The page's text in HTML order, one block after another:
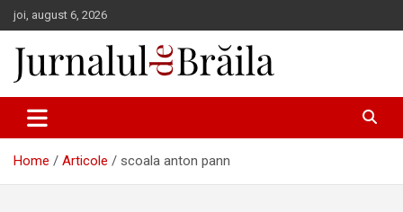
Skip
to
content
joi, august 6, 2026
Jurnalul de Brăila
Home Articole scoala anton pann